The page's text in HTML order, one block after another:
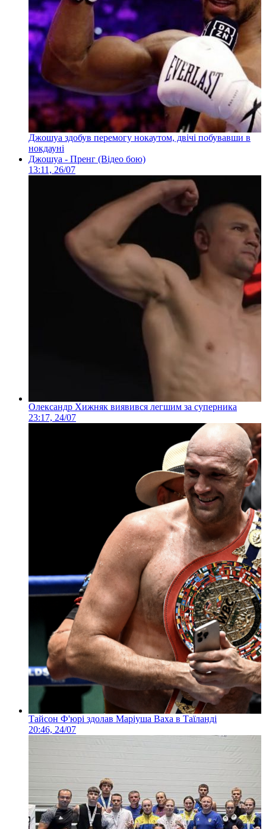
Джошуа здобув перемогу нокаутом, двічі побувавши в
нокдауні
Джошуа - Пренг (Відео бою)
13:11, 26/07
Олександр Хижняк виявився легшим за суперника
23:17, 24/07
Тайсон Ф'юрі здолав Маріуша Ваха в Таїланді
20:46, 24/07